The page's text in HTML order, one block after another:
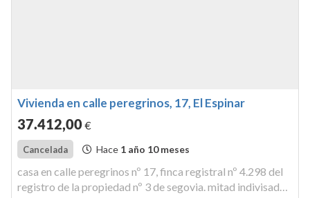
Vivienda en calle peregrinos, 17, El Espinar
37.412,00€
Cancelada Hace 1 año 10 meses
casa en calle peregrinos nº 17, finca registral nº 4.298 del
registro de la propiedad nº 3 de segovia. mitad indivisade